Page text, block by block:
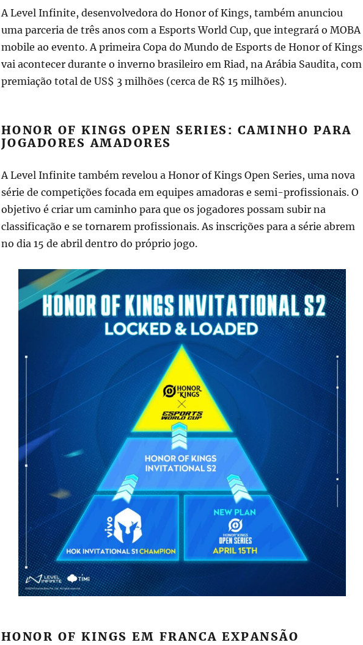
A Level Infinite, desenvolvedora do Honor of Kings, também anunciou
uma parceria de três anos com a Esports World Cup, que integrará o MOBA
mobile ao evento. A primeira Copa do Mundo de Esports de Honor of Kings
vai acontecer durante o inverno brasileiro em Riad, na Arábia Saudita, com
premiação total de US$ 3 milhões (cerca de R$ 15 milhões).
HONOR OF KINGS OPEN SERIES: CAMINHO PARA
JOGADORES AMADORES
A Level Infinite também revelou a Honor of Kings Open Series, uma nova
série de competições focada em equipes amadoras e semi-profissionais. O
objetivo é criar um caminho para que os jogadores possam subir na
classificação e se tornarem profissionais. As inscrições para a série abrem
no dia 15 de abril dentro do próprio jogo.
HONOR OF KINGS EM FRANCA EXPANSÃO